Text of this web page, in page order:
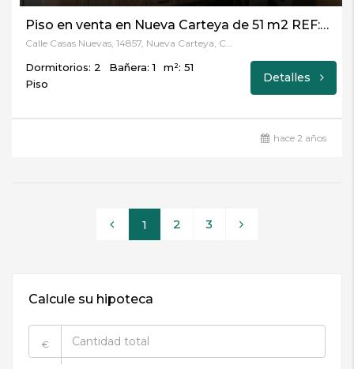
Piso en venta en Nueva Carteya de 51 m2 REF:PM147793
Calle Casas Nuevas, 14857, Nueva Carteya, Córdoba
Dormitorios: 2 Bañera: 1
m²: 51
Piso
Detalles
hace 2 años
1 2 3
Calcule su hipoteca
€